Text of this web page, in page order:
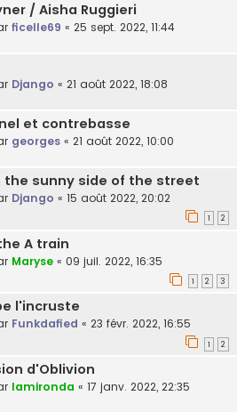
/ Aisha Ruggieri
ficelle69 « 25 sept. 2022, 11:44
Django « 21 août 2022, 18:08
et contrebasse
georges « 21 août 2022, 10:00
the sunny side of the street
Django « 15 août 2022, 20:02
1 2
A train
Maryse « 09 juil. 2022, 16:35
1 2 3
l'incruste
Funkdafied « 23 févr. 2022, 16:55
1 2
d'Oblivion
lamironda « 17 janv. 2022, 22:35